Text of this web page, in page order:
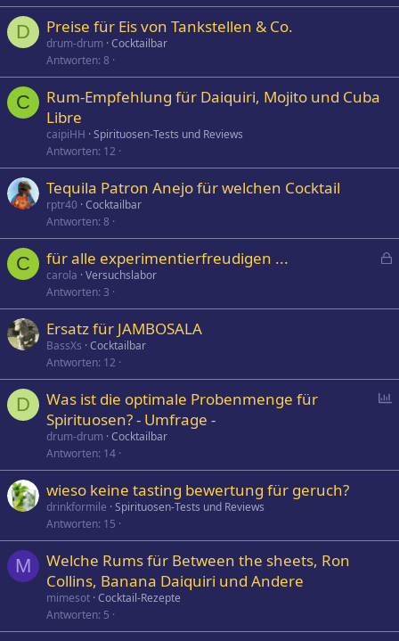
D Preise für Eis von Tankstellen & Co.
drum-drum Cocktailbar
Antworten 8
C
Rum-Empfehlung für Daiquiri, Mojito und Cuba
Libre
caipiHH Spirituosen-Tests und Reviews
Antworten 12
Tequila Patron Anejo für welchen Cocktail
rptr40 Cocktailbar
Antworten 8
C
p
für alle experimentierfreudigen ...
carola Versuchslabor
Antworten 3
Ersatz für JAMBOSALA
BassXs Cocktailbar
Antworten 12
D
Was ist die optimale Probenmenge für
Spirituosen? - Umfrage -
drum-drum Cocktailbar
Antworten 14
wieso keine tasting bewertung für geruch?
drinkformile Spirituosen-Tests und Reviews
Antworten 15
M
Welche Rums für Between the sheets, Ron
Collins, Banana Daiquiri und Andere
mimesot Cocktail-Rezepte
Antworten 5